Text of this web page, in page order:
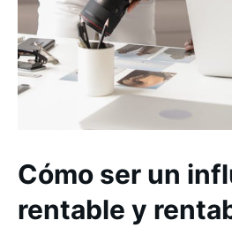
Cómo ser un
rentable y